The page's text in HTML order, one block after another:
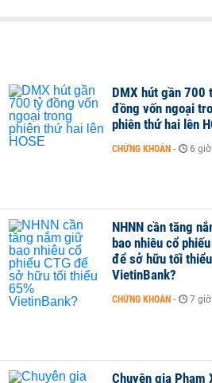
DMX hút gần 700
đồng vốn ngoại
phiên thứ hai lên
CHỨNG KHOÁN - 6
NHNN cần tăng
bao nhiêu cổ
để sở hữu tối
VietinBank?
CHỨNG KHOÁN - 7
Chuyên gia Phạm